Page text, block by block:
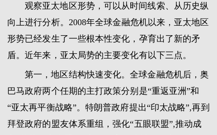
观察亚太地区形势，可以从时间线索、从历史纵
向上进行分析。2008年全球金融危机以来，亚太地区
形势已经发生了一些根本性变化，孕育出了新的矛
盾。近年来，亚太局势的主要变化有以下三点。
第一，地区结构快速变化。全球金融危机后，奥
巴马政府两个任期的主打政策分别是“重返亚洲”和
“亚太再平衡战略”。特朗普政府提出“印太战略”,再到
拜登政府的盟友体系重组，强化“五眼联盟”,推动成